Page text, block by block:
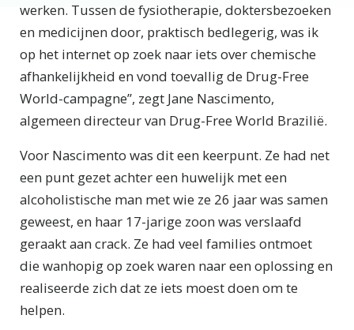
werken. Tussen de fysiotherapie, doktersbezoeken
en medicijnen door, praktisch bedlegerig, was ik
op het internet op zoek naar iets over chemische
afhankelijkheid en vond toevallig de Drug-Free
World-campagne”, zegt Jane Nascimento,
algemeen directeur van Drug-Free World Brazilië.
Voor Nascimento was dit een keerpunt. Ze had net
een punt gezet achter een huwelijk met een
alcoholistische man met wie ze 26 jaar was samen
geweest, en haar 17-jarige zoon was verslaafd
geraakt aan crack. Ze had veel families ontmoet
die wanhopig op zoek waren naar een oplossing en
realiseerde zich dat ze iets moest doen om te
helpen.